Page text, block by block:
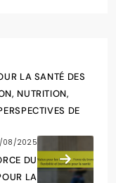
LA SANTÉ DES
NUTRITION,
DE
08/2025
DU
LA